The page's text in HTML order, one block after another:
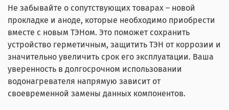
Не забывайте о сопутствующих товарах – новой
прокладке и аноде, которые необходимо приобрести
вместе с новым ТЭНом. Это поможет сохранить
устройство герметичным, защитить ТЭН от коррозии и
значительно увеличить срок его эксплуатации. Ваша
уверенность в долгосрочном использовании
водонагревателя напрямую зависит от
своевременной замены данных компонентов.